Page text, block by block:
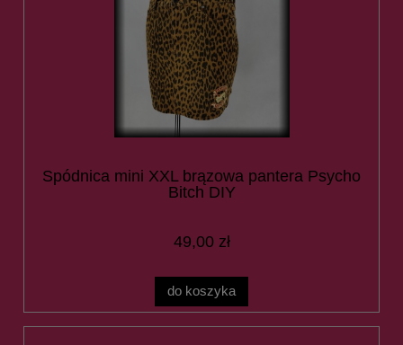
Spódnica mini XXL brązowa pantera Psycho
Bitch DIY
49,00 zł
do koszyka